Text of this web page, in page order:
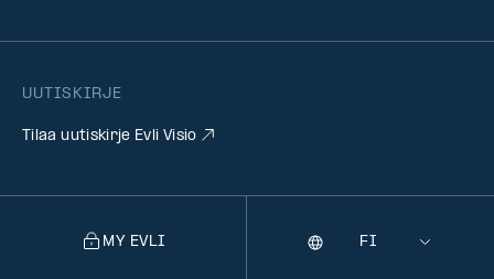
UUTISKIRJE
Tilaa uutiskirje Evli Visio
MY EVLI
Selecting
Kieli